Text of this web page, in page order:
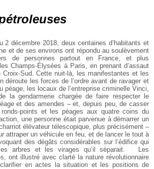
2 décembre 2018, deux centaines d’habitants et
et de ses environs ont répondu au soulèvement
de personnes partout en France, et plus
Champs-Élysées à Paris, en prenant d’assaut
Croix-Sud. Cette nuit-là, les manifestantes et les
déroute les forces de l’ordre avant de ravager et
péage, les locaux de l’entreprise criminelle Vinci,
la gendarmerie chargée de faire respecter le
et des amendes – et, depuis peu, de casser
points et les péages aux quatre coins du
une personne était parvenue à démarrer un
élévateur télescopique, plus précisément –
attraper un véhicule en feu, et de lancer le tout à
des dégâts considérables sur l’édifice qui
arbres et les virages qu’il séparait.
Les
ont illustré avec clarté la nature révolutionnaire
clarifier en actes la situation et les positions de